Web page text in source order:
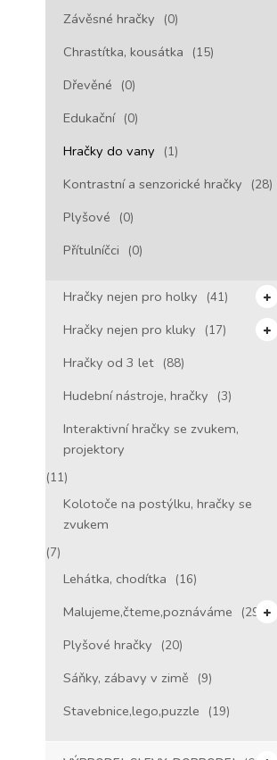
Závěsné hračky (0)
Chrastítka, kousátka (15)
Dřevěné (0)
Edukační (0)
Hračky do vany (1)
Kontrastní a senzorické hračky (28)
Plyšové (0)
Přítulníčci (0)
Hračky nejen pro holky (41)
Hračky nejen pro kluky (17)
Hračky od 3 let (88)
Hudební nástroje, hračky (3)
Interaktivní hračky se zvukem,
projektory
(11)
Kolotoče na postýlku, hračky se
zvukem
(7)
Lehátka, chodítka (16)
Malujeme,čteme,poznáváme (29)
Plyšové hračky (20)
Sáňky, zábavy v zimě (9)
Stavebnice,lego,puzzle (19)